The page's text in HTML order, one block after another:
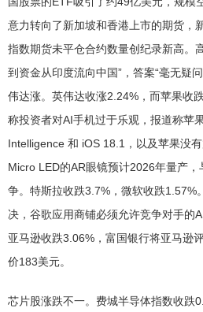
意力转向了新加坡和香港上市的期货，
指数期货未平仓合约数量创纪录新高。
到资金从印度流向中国”，答案“毫无疑
伟达涨。英伟达收涨2.24%，而苹果收
称投资者对AI手机过于乐观，报道称苹
Intelligence 和 iOS 18.1，以及苹果没
Micro LED的AR眼镜预计2026年量产
争。特斯拉收跌3.7%，微软收跌1.57%
决，谷歌应用商铺必须允许竞争对手的
亚马逊收跌3.06%，富国银行将亚马逊
价183美元。
芯片股涨跌不一。费城半导体指数收跌